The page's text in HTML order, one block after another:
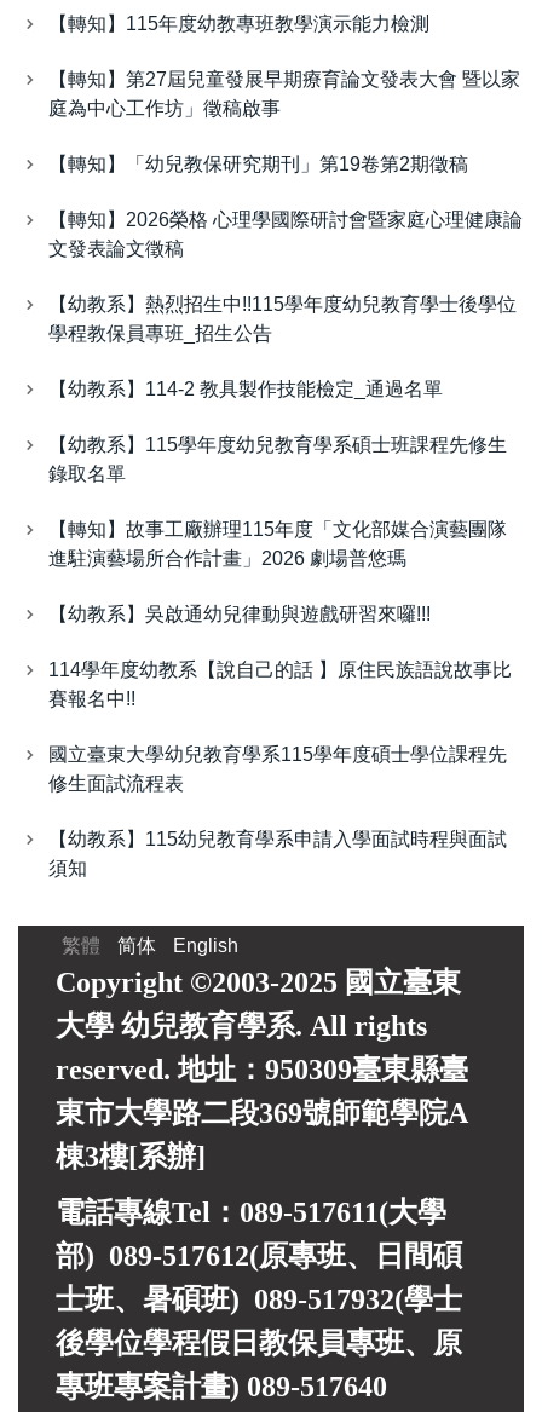
【轉知】115年度幼教專班教學演示能力檢測
【轉知】第27屆兒童發展早期療育論文發表大會 暨以家
庭為中心工作坊」徵稿啟事
【轉知】「幼兒教保研究期刊」第19卷第2期徵稿
【轉知】2026榮格 心理學國際研討會暨家庭心理健康論
文發表論文徵稿
【幼教系】熱烈招生中!!115學年度幼兒教育學士後學位
學程教保員專班_招生公告
【幼教系】114-2 教具製作技能檢定_通過名單
【幼教系】115學年度幼兒教育學系碩士班課程先修生
錄取名單
【轉知】故事工廠辦理115年度「文化部媒合演藝團隊
進駐演藝場所合作計畫」2026 劇場普悠瑪
【幼教系】吳啟通幼兒律動與遊戲研習來囉!!!
114學年度幼教系【說自己的話 】原住民族語說故事比
賽報名中!!
國立臺東大學幼兒教育學系115學年度碩士學位課程先
修生面試流程表
【幼教系】115幼兒教育學系申請入學面試時程與面試
須知
繁體 简体 English
Copyright ©2003-2025 國立臺東
大學 幼兒教育學系. All rights
reserved. 地址：950309臺東縣臺
東市大學路二段369號師範學院A
棟3樓[系辦]
電話專線Tel：089-517611(大學
部) 089-517612(原專班、日間碩
士班、暑碩班) 089-517932(學士
後學位學程假日教保員專班、 原
專班專案計畫) 089-517640